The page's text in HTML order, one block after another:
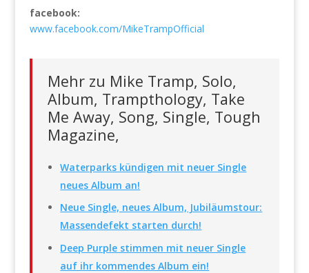
facebook:
www.facebook.com/MikeTrampOfficial
Mehr zu Mike Tramp, Solo,
Album, Trampthology, Take
Me Away, Song, Single, Tough
Magazine,
Waterparks kündigen mit neuer Single
neues Album an!
Neue Single, neues Album, Jubiläumstour:
Massendefekt starten durch!
Deep Purple stimmen mit neuer Single
auf ihr kommendes Album ein!